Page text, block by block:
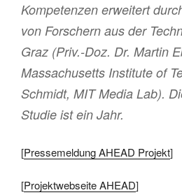
Kompetenzen erweitert
von Forschern aus der
Graz (Priv.-Doz. Dr. Martin
Massachusetts Institute of
Schmidt, MIT Media Lab).
Studie ist ein Jahr.
[Pressemeldung AHEAD Projekt]
[Projektwebseite AHEAD]